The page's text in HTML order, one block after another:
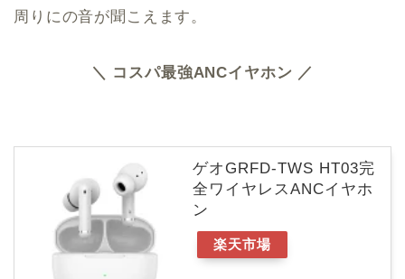
周りにの音が聞こえます。
＼ コスパ最強ANCイヤホン ／
ゲオGRFD-TWS HT03完
全ワイヤレスANCイヤホ
ン
楽天市場